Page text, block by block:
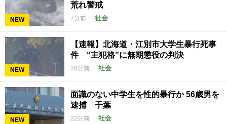
NEW
荒れ警戒
7分前 社会
NEW
【速報】北海道・江別市大学生暴行死事
件 “主犯格”に無期懲役の判決
20分前 社会
NEW
面識のない中学生を性的暴行か 56歳男を
逮捕 千葉
22分前 社会